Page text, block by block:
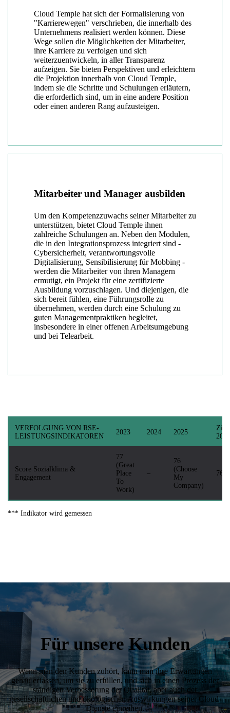
Cloud Temple hat sich der Formalisierung von
"Karrierewegen" verschrieben, die innerhalb des
Unternehmens realisiert werden können. Diese
Wege sollen die Möglichkeiten der Mitarbeiter,
ihre Karriere zu verfolgen und sich
weiterzuentwickeln, in aller Transparenz
aufzeigen. Sie bieten Perspektiven und erleichtern
die Projektion innerhalb von Cloud Temple,
indem sie die Schritte und Schulungen erläutern,
die erforderlich sind, um in eine andere Position
oder einen anderen Rang aufzusteigen.
Mitarbeiter und Manager ausbilden
Um den Kompetenzzuwachs seiner Mitarbeiter zu
unterstützen, bietet Cloud Temple ihnen
zahlreiche Schulungen an. Neben den Modulen,
die in den Integrationsprozess integriert sind -
Cybersicherheit, verantwortungsvolle
Digitalisierung, Sensibilisierung für Mobbing -
werden die Mitarbeiter von ihren Managern
ermutigt, ein Projekt für eine zertifizierte
Ausbildung vorzuschlagen. Und diejenigen, die
sich bereit fühlen, eine Führungsrolle zu
übernehmen, werden durch eine Schulung zu
guten Managementpraktiken begleitet,
insbesondere in einer offenen Arbeitsumgebung
und bei Telearbeit.
VERFOLGUNG VON RSE-
LEISTUNGSINDIKATOREN
2023 2024 2025
Ziel
2026
Score Sozialklima &
Engagement
77
(Great
Place
To
Work)
–
76
(Choose
My
Company)
76
*** Indikator wird gemessen
Für unsere Kunden
Wenn man den Kunden zuhört, kann man ihre Erwartungen
genau erfassen, um sie zu erfüllen, und sich in einen Prozess der
ständigen Verbesserung der Qualität, aber auch der
gesellschaftlichen und ökologischen Auswirkungen seiner Cloud-
Dienste einreihen.